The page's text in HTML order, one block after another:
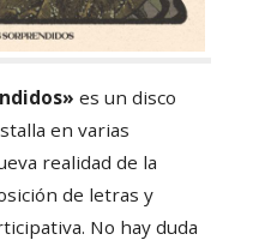
es un disco
en varias
realidad de la
de letras y
No hay duda